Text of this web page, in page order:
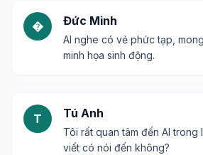
� Đức Minh
AI nghe có vẻ phức tạp,
minh họa sinh động.
T Tú Anh
Tôi rất quan tâm đến AI trong
viết có nói đến không?